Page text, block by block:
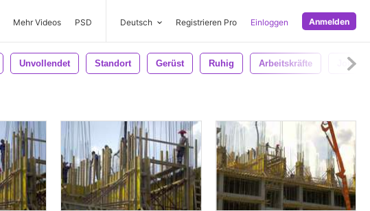
Mehr Videos PSD Deutsch Registrieren Pro Einloggen Anmelden
Unvollendet Standort Gerüst Ruhig Arbeitskräfte Job